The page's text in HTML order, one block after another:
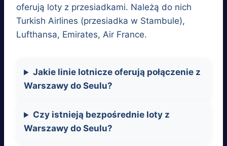
oferują loty z przesiadkami. Należą do nich
Turkish Airlines (przesiadka w Stambule),
Lufthansa, Emirates, Air France.
Jakie linie lotnicze oferują połączenie z
Warszawy do Seulu?
Czy istnieją bezpośrednie loty z
Warszawy do Seulu?